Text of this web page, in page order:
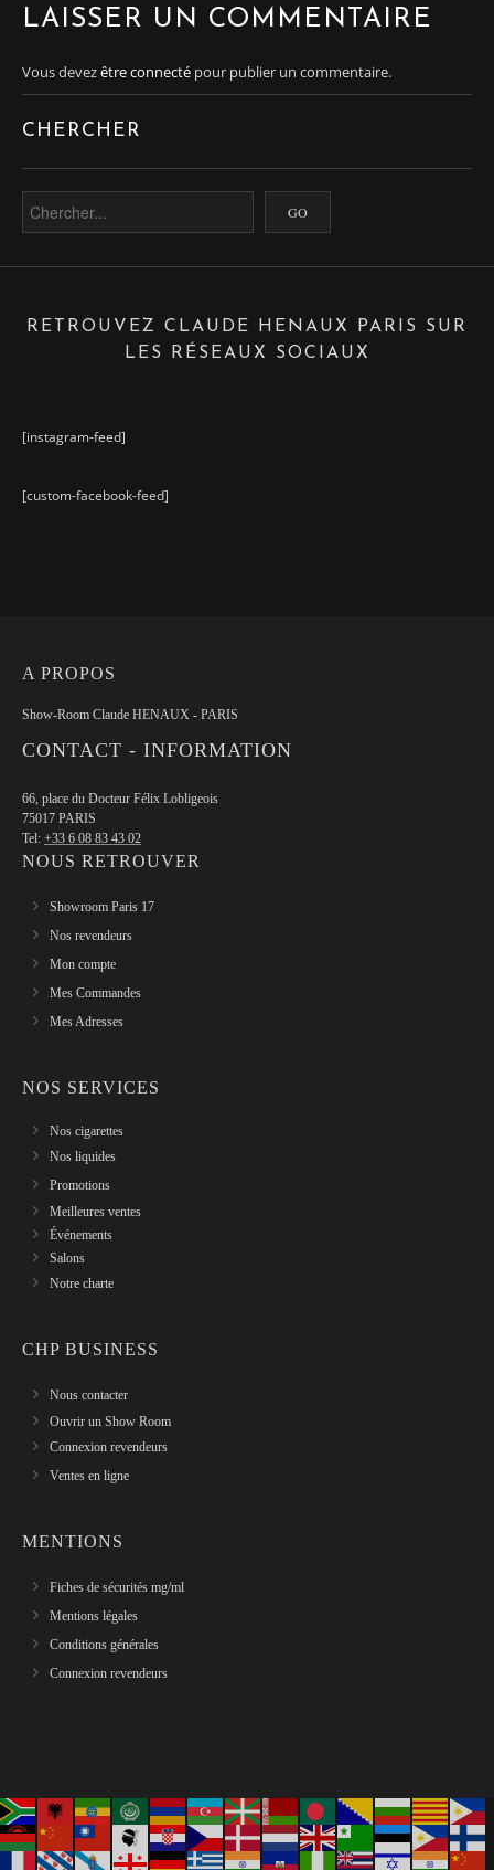
LAISSER UN COMMENTAIRE
Vous devezêtre connecté pour publier un commentaire.
CHERCHER
RETROUVEZ CLAUDE HENAUX PARIS SUR
LES RÉSEAUX SOCIAUX
[instagram-feed]
[custom-facebook-feed]
A PROPOS
Show-Room Claude HENAUX - PARIS
CONTACT - INFORMATION
66, place du Docteur Félix Lobligeois
75017 PARIS
Tel: +33 6 08 83 43 02
NOUS RETROUVER
Showroom Paris 17
Nos revendeurs
Mon compte
Mes Commandes
Mes Adresses
NOS SERVICES
Nos cigarettes
Nos liquides
Promotions
Meilleures ventes
Événements
Salons
Notre charte
CHP BUSINESS
Nous contacter
Ouvrir un Show Room
Connexion revendeurs
Ventes en ligne
MENTIONS
Fiches de sécurités mg/ml
Mentions légales
Conditions générales
Connexion revendeurs